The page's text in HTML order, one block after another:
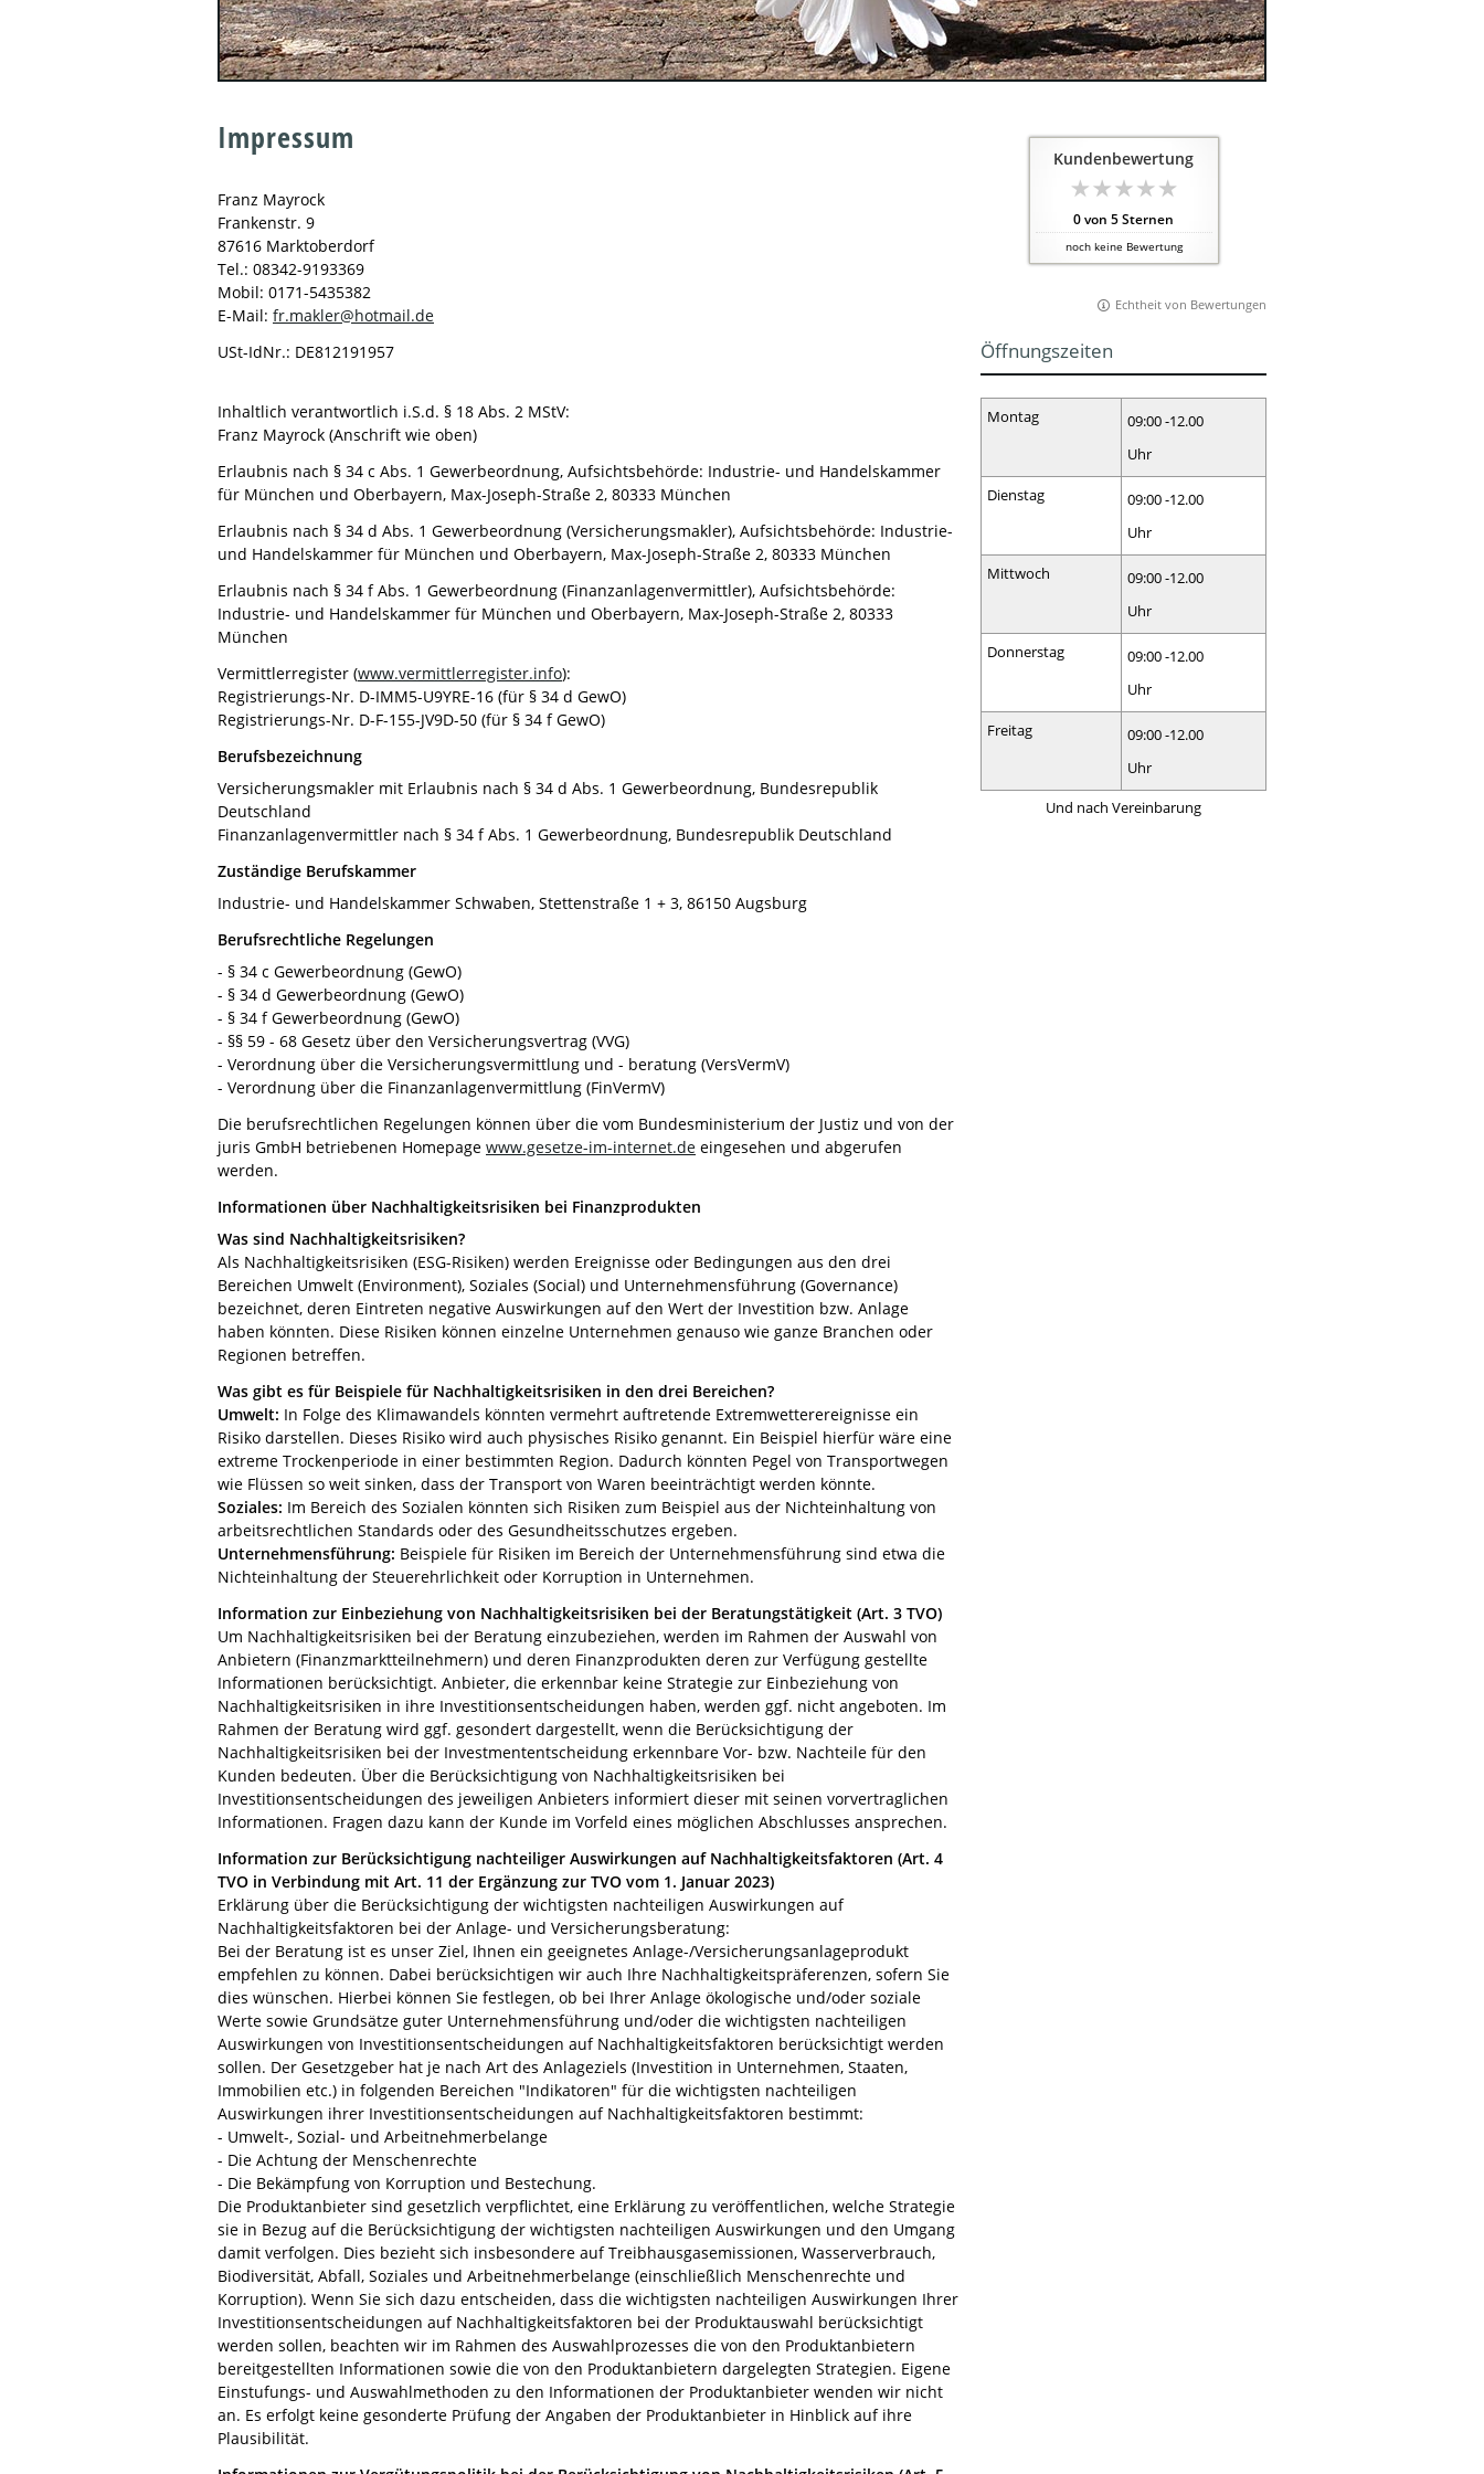
Kundenbewertung
0von 5Sternen
noch keine Bewertung
Echtheit von Bewertungen
Öffnungszeiten
Montag
09:00 -12.00
Uhr
Dienstag
09:00 -12.00
Uhr
Mittwoch
09:00 -12.00
Uhr
Donnerstag
09:00 -12.00
Uhr
Freitag
09:00 -12.00
Uhr
Und nach Vereinbarung
Impressum
Franz Mayrock
Frankenstr. 9
87616 Marktoberdorf
Tel.: 08342-9193369
Mobil: 0171-5435382
E-Mail: fr.makler@hotmail.de
USt-IdNr.: DE812191957
Inhaltlich verantwortlich i.S.d. § 18 Abs. 2 MStV:
Franz Mayrock (Anschrift wie oben)
Erlaubnis nach § 34 c Abs. 1 Gewerbeordnung, Aufsichtsbehörde: Industrie- und Handelskammer
für München und Oberbayern, Max-Joseph-Straße 2, 80333 München
Erlaubnis nach § 34 d Abs. 1 Gewerbeordnung (Versicherungsmakler), Aufsichtsbehörde: Industrie-
und Handelskammer für München und Oberbayern, Max-Joseph-Straße 2, 80333 München
Erlaubnis nach § 34 f Abs. 1 Gewerbeordnung (Finanzanlagenvermittler), Aufsichtsbehörde:
Industrie- und Handelskammer für München und Oberbayern, Max-Joseph-Straße 2, 80333
München
Vermittlerregister (www.vermittlerregister.info):
Registrierungs-Nr. D-IMM5-U9YRE-16 (für § 34 d GewO)
Registrierungs-Nr. D-F-155-JV9D-50 (für § 34 f GewO)
Berufsbezeichnung
Versicherungsmakler mit Erlaubnis nach § 34 d Abs. 1 Gewerbeordnung, Bundesrepublik
Deutschland
Finanzanlagenvermittler nach § 34 f Abs. 1 Gewerbeordnung, Bundesrepublik Deutschland
Zuständige Berufskammer
Industrie- und Handelskammer Schwaben, Stettenstraße 1 + 3, 86150 Augsburg
Berufsrechtliche Regelungen
- § 34 c Gewerbeordnung (GewO)
- § 34 d Gewerbeordnung (GewO)
- § 34 f Gewerbeordnung (GewO)
- §§ 59 - 68 Gesetz über den Versicherungsvertrag (VVG)
- Verordnung über die Versicherungsvermittlung und - beratung (VersVermV)
- Verordnung über die Finanzanlagenvermittlung (FinVermV)
Die berufsrechtlichen Regelungen können über die vom Bundesministerium der Justiz und von der
juris GmbH betriebenen Homepage www.gesetze-im-internet.de eingesehen und abgerufen
werden.
Informationen über Nachhaltigkeitsrisiken bei Finanzprodukten
Was sind Nachhaltigkeitsrisiken?
Als Nachhaltigkeitsrisiken (ESG-Risiken) werden Ereignisse oder Bedingungen aus den drei
Bereichen Umwelt (Environment), Soziales (Social) und Unternehmensführung (Governance)
bezeichnet, deren Eintreten negative Auswirkungen auf den Wert der Investition bzw. Anlage
haben könnten. Diese Risiken können einzelne Unternehmen genauso wie ganze Branchen oder
Regionen betreffen.
Was gibt es für Beispiele für Nachhaltigkeitsrisiken in den drei Bereichen?
Umwelt: In Folge des Klimawandels könnten vermehrt auftretende Extremwetterereignisse ein
Risiko darstellen. Dieses Risiko wird auch physisches Risiko genannt. Ein Beispiel hierfür wäre eine
extreme Trockenperiode in einer bestimmten Region. Dadurch könnten Pegel von Transportwegen
wie Flüssen so weit sinken, dass der Transport von Waren beeinträchtigt werden könnte.
Soziales: Im Bereich des Sozialen könnten sich Risiken zum Beispiel aus der Nichteinhaltung von
arbeitsrechtlichen Standards oder des Gesundheitsschutzes ergeben.
Unternehmensführung: Beispiele für Risiken im Bereich der Unternehmensführung sind etwa die
Nichteinhaltung der Steuerehrlichkeit oder Korruption in Unternehmen.
Information zur Einbeziehung von Nachhaltigkeitsrisiken bei der Beratungstätigkeit (Art. 3 TVO)
Um Nachhaltigkeitsrisiken bei der Beratung einzubeziehen, werden im Rahmen der Auswahl von
Anbietern (Finanzmarktteilnehmern) und deren Finanzprodukten deren zur Verfügung gestellte
Informationen berücksichtigt. Anbieter, die erkennbar keine Strategie zur Einbeziehung von
Nachhaltigkeitsrisiken in ihre Investitionsentscheidungen haben, werden ggf. nicht angeboten. Im
Rahmen der Beratung wird ggf. gesondert dargestellt, wenn die Berücksichtigung der
Nachhaltigkeitsrisiken bei der Investmententscheidung erkennbare Vor- bzw. Nachteile für den
Kunden bedeuten. Über die Berücksichtigung von Nachhaltigkeitsrisiken bei
Investitionsentscheidungen des jeweiligen Anbieters informiert dieser mit seinen vorvertraglichen
Informationen. Fragen dazu kann der Kunde im Vorfeld eines möglichen Abschlusses ansprechen.
Information zur Berücksichtigung nachteiliger Auswirkungen auf Nachhaltigkeitsfaktoren (Art. 4
TVO in Verbindung mit Art. 11 der Ergänzung zur TVO vom 1. Januar 2023)
Erklärung über die Berücksichtigung der wichtigsten nachteiligen Auswirkungen auf
Nachhaltigkeitsfaktoren bei der Anlage- und Versicherungsberatung:
Bei der Beratung ist es unser Ziel, Ihnen ein geeignetes Anlage-/Versicherungsanlageprodukt
empfehlen zu können. Dabei berücksichtigen wir auch Ihre Nachhaltigkeitspräferenzen, sofern Sie
dies wünschen. Hierbei können Sie festlegen, ob bei Ihrer Anlage ökologische und/oder soziale
Werte sowie Grundsätze guter Unternehmensführung und/oder die wichtigsten nachteiligen
Auswirkungen von Investitionsentscheidungen auf Nachhaltigkeitsfaktoren berücksichtigt werden
sollen. Der Gesetzgeber hat je nach Art des Anlageziels (Investition in Unternehmen, Staaten,
Immobilien etc.) in folgenden Bereichen "Indikatoren" für die wichtigsten nachteiligen
Auswirkungen ihrer Investitionsentscheidungen auf Nachhaltigkeitsfaktoren bestimmt:
- Umwelt-, Sozial- und Arbeitnehmerbelange
- Die Achtung der Menschenrechte
- Die Bekämpfung von Korruption und Bestechung.
Die Produktanbieter sind gesetzlich verpflichtet, eine Erklärung zu veröffentlichen, welche Strategie
sie in Bezug auf die Berücksichtigung der wichtigsten nachteiligen Auswirkungen und den Umgang
damit verfolgen. Dies bezieht sich insbesondere auf Treibhausgasemissionen, Wasserverbrauch,
Biodiversität, Abfall, Soziales und Arbeitnehmerbelange (einschließlich Menschenrechte und
Korruption). Wenn Sie sich dazu entscheiden, dass die wichtigsten nachteiligen Auswirkungen Ihrer
Investitionsentscheidungen auf Nachhaltigkeitsfaktoren bei der Produktauswahl berücksichtigt
werden sollen, beachten wir im Rahmen des Auswahlprozesses die von den Produktanbietern
bereitgestellten Informationen sowie die von den Produktanbietern dargelegten Strategien. Eigene
Einstufungs- und Auswahlmethoden zu den Informationen der Produktanbieter wenden wir nicht
an. Es erfolgt keine gesonderte Prüfung der Angaben der Produktanbieter in Hinblick auf ihre
Plausibilität.